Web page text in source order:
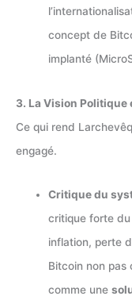
concept de
implanté
3. La Vision Politique
Ce qui rend
engagé.
Critique du
critique forte
inflation, perte
Bitcoin non pas
comme une